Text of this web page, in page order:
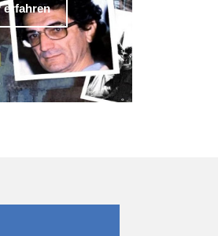
erfahren